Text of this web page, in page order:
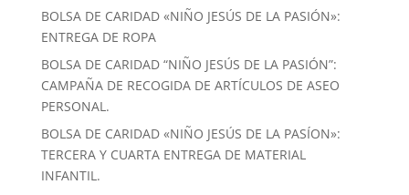
BOLSA DE CARIDAD «NIÑO JESÚS DE LA PASIÓN»:
ENTREGA DE ROPA
BOLSA DE CARIDAD “NIÑO JESÚS DE LA PASIÓN”:
CAMPAÑA DE RECOGIDA DE ARTÍCULOS DE ASEO
PERSONAL.
BOLSA DE CARIDAD «NIÑO JESÚS DE LA PASÍON»:
TERCERA Y CUARTA ENTREGA DE MATERIAL
INFANTIL.